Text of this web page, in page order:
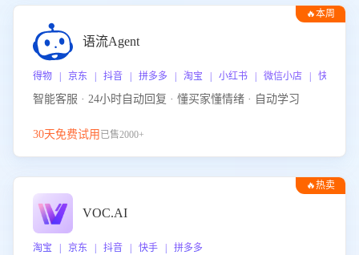
🔥本周
语流Agent
得物 | 京东 | 抖音 | 拼多多 | 淘宝 | 小红书 | 微信小店 | 快手 |
智能客服 · 24小时自动回复 · 懂买家懂情绪 · 自动学习
30天免费试用 已售2000+
🔥热卖
VOC.AI
淘宝 | 京东 | 抖音 | 快手 | 拼多多